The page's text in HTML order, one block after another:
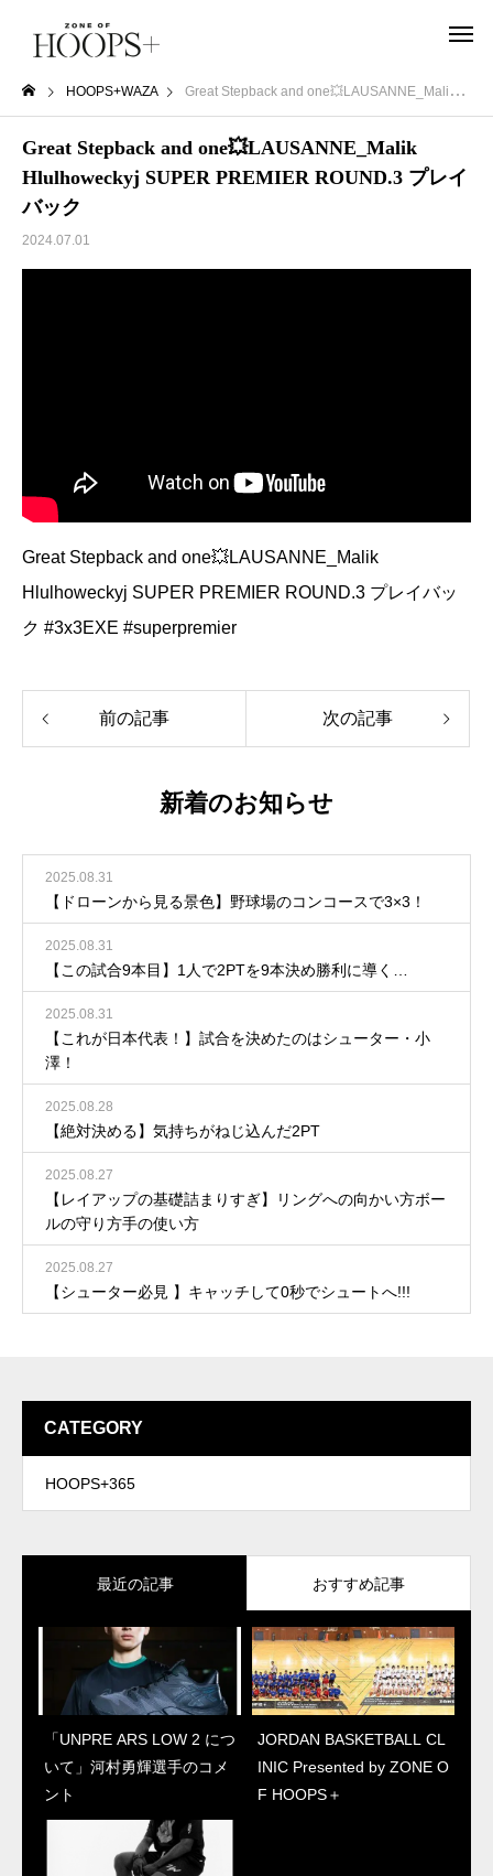
HOOPS+WAZA Great Stepback and one💥LAUSANNE_Malik Hlulhoweckyj SUPER PREMIER ROUND.3 プレイバック
Great Stepback and one💥LAUSANNE_Malik
Hlulhoweckyj SUPER PREMIER ROUND.3 プレイ
バック
2024.07.01
Great Stepback and one💥LAUSANNE_Malik
Hlulhoweckyj SUPER PREMIER ROUND.3 プレイバッ
ク #3x3EXE #superpremier
前の記事 次の記事
新着のお知らせ
2025.08.31
【ドローンから見る景色】野球場のコンコースで3×3！
2025.08.31
【この試合9本目】1人で2PTを9本決め勝利に導く…
2025.08.31
【これが日本代表！】試合を決めたのはシューター・小
澤！
2025.08.28
【絶対決める】気持ちがねじ込んだ2PT
2025.08.27
【レイアップの基礎詰まりすぎ】リングへの向かい方ボー
ルの守り方手の使い方
2025.08.27
【シューター必見 】キャッチして0秒でシュートへ!!!
CATEGORY
HOOPS+365
最近の記事 おすすめ記事
「UNPRE ARS LOW 2 につ
いて」河村勇輝選手のコメ
ント
JORDAN BASKETBALL CL
INIC Presented by ZONE O
F HOOPS＋
JORDAN BASKETBALL CL
INIC Presented by ZONE O
F HOOPS＋
「ZION3について」ザイオ
ン本人コメント